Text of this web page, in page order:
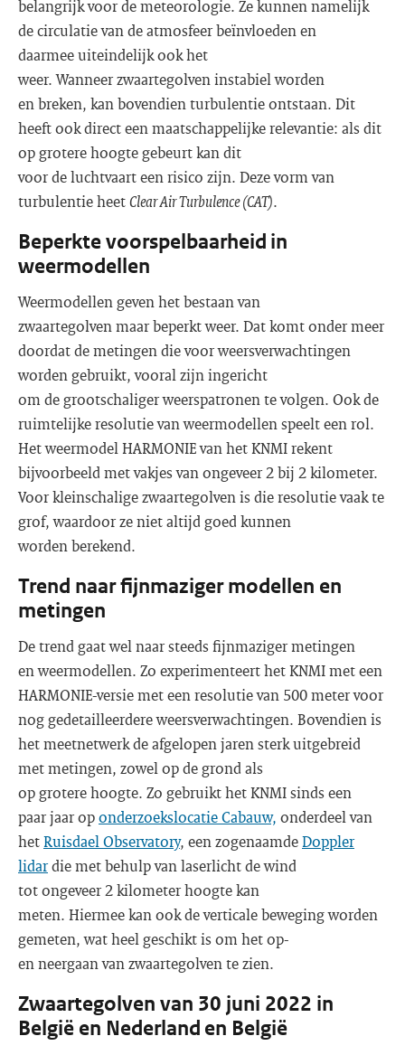
belangrijk voor de meteorologie. Ze kunnen namelijk
de circulatie van de atmosfeer beïnvloeden en
daarmee uiteindelijk ook het
weer. Wanneer zwaartegolven instabiel worden
en breken, kan bovendien turbulentie ontstaan. Dit
heeft ook direct een maatschappelijke relevantie: als dit
op grotere hoogte gebeurt kan dit
voor de luchtvaart een risico zijn. Deze vorm van
turbulentie heetClear Air Turbulence (CAT).
Beperkte voorspelbaarheid in
weermodellen
Weermodellen geven het bestaan van
zwaartegolven maar beperkt weer. Dat komt onder meer
doordat de metingen die voor weersverwachtingen
worden gebruikt, vooral zijn ingericht
om de grootschaliger weerspatronen te volgen. Ook de
ruimtelijke resolutie van weermodellen speelt een rol.
Het weermodel HARMONIE van het KNMI rekent
bijvoorbeeld met vakjes van ongeveer 2 bij 2 kilometer.
Voor kleinschalige zwaartegolven is die resolutie vaak te
grof, waardoor ze niet altijd goed kunnen
worden berekend.
Trend naar fijnmaziger modellen en
metingen
De trend gaat wel naar steeds fijnmaziger metingen
en weermodellen. Zo experimenteert het KNMI met een
HARMONIE-versie met een resolutie van 500 meter voor
nog gedetailleerdere weersverwachtingen. Bovendien is
het meetnetwerk de afgelopen jaren sterk uitgebreid
met metingen, zowel op de grond als
op grotere hoogte. Zo gebruikt het KNMI sinds een
paar jaar oponderzoekslocatie Cabauw, onderdeel van
hetRuisdael Observatory, een zogenaamdeDoppler
lidardie met behulp van laserlicht de wind
tot ongeveer 2 kilometer hoogte kan
meten. Hiermee kan ook de verticale beweging worden
gemeten, wat heel geschikt is om het op-
en neergaan van zwaartegolven te zien.
Zwaartegolven van 30 juni 2022 in
België en Nederland en België